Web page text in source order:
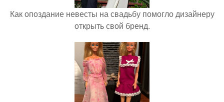
Как опоздание невесты на свадьбу помогло дизайнеру
открыть свой бренд.